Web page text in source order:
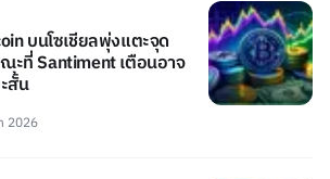
บนโซเชียลพุ่งแตะจุด
ที่ Santiment เตือนอาจ
สั้น
2026